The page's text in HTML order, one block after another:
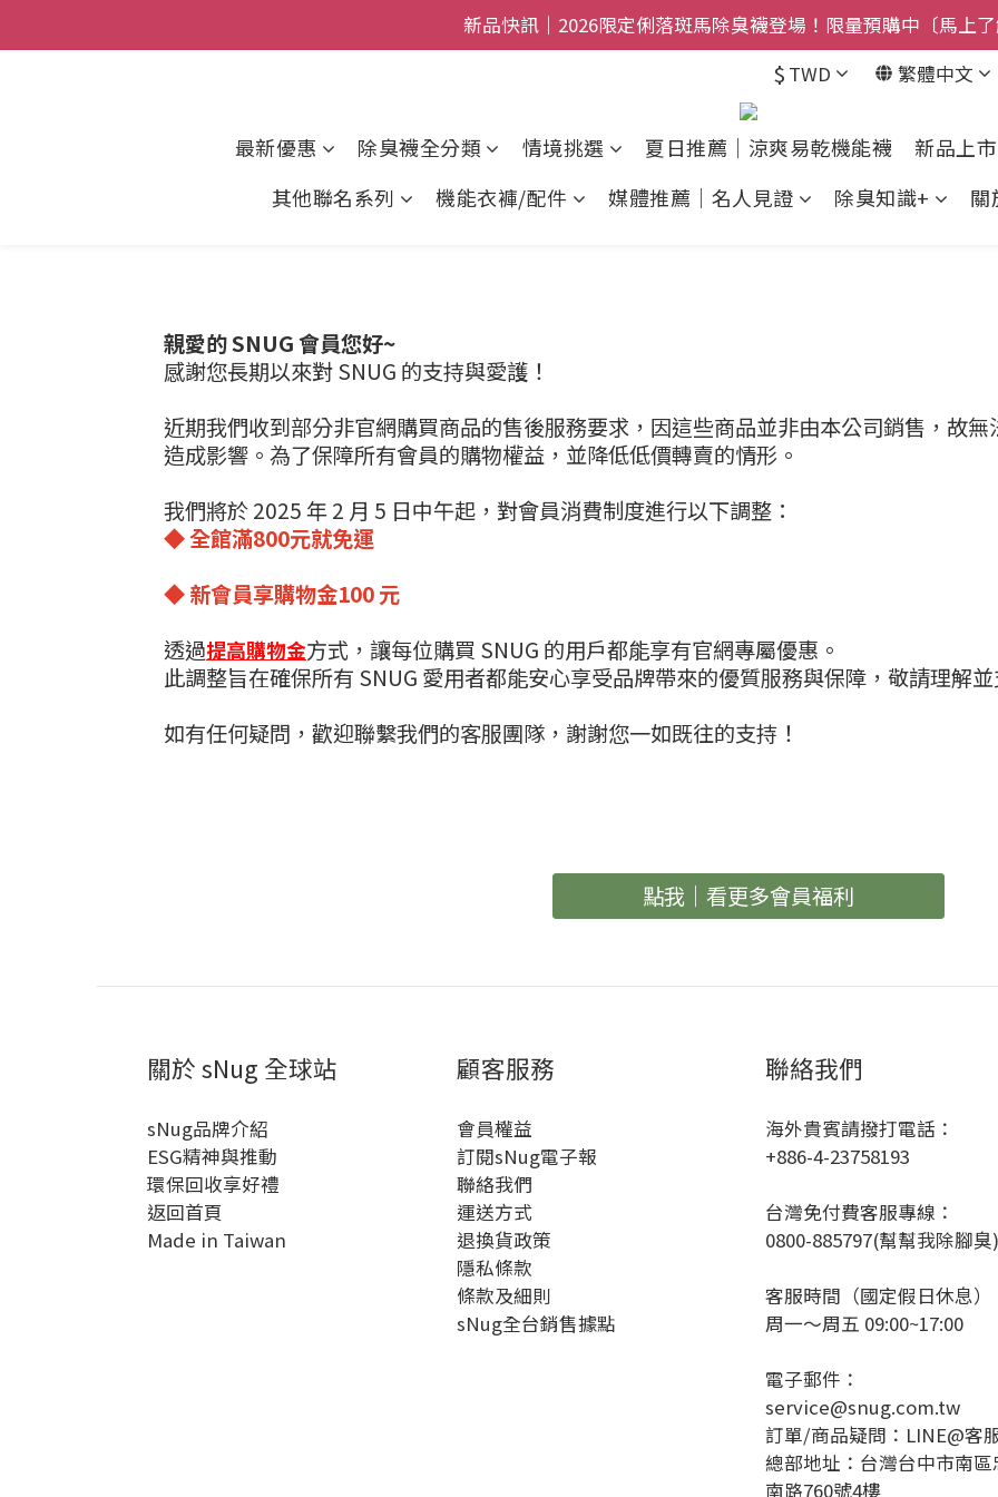
全館$800免運｜任搭８折起｜滿額再送新品-悠哉斑馬襪〔立即
新品快訊｜2026限定俐落斑馬除臭襪登場！限量預購中〔馬上
父親節禮盒登場｜把舒適送進爸爸的每一天，日夜呵護一次備好〔
全館$800免運｜任搭８折起｜滿額再送新品-悠哉斑馬襪〔立即
$ TWD 繁體中文
最新優惠 除臭襪全分類 情境挑選 夏日推薦｜涼爽易乾機能襪
新品上
其他聯名系列
機能衣褲/配件 媒體推薦｜名人見證 除臭知識+ 關
親愛的 SNUG 會員您好~
感謝您長期以來對 SNUG 的支持與愛護！
近期我們收到部分非官網購買商品的售後服務要求，因這些商品並非由本公司銷售，故
造成影響。為了保障所有會員的購物權益，並降低低價轉賣的情形。
我們將於 2025 年 2 月 5 日中午起，對會員消費制度進行以下調整：
◆ 全館滿800元就免運
◆ 新會員享購物金100 元
透過提高購物金方式，讓每位購買 SNUG 的用戶都能享有官網專屬優惠。
此調整旨在確保所有 SNUG 愛用者都能安心享受品牌帶來的優質服務與保障，敬請理解
如有任何疑問，歡迎聯繫我們的客服團隊，謝謝您一如既往的支持！
點我｜看更多會員福利
關於 sNug 全球站
sNug品牌介紹
ESG精神與推動
環保回收享好禮
返回首頁
Made in Taiwan
顧客服務
會員權益
訂閱sNug電子報
聯絡我們
運送方式
退換貨政策
隱私條款
條款及細則
sNug全台銷售據點
聯絡我們
海外貴賓請撥打電話：
+886-4-23758193
台灣免付費客服專線：
0800-885797(幫幫我除腳臭)
客服時間（國定假日休息）
周一～周五 09:00~17:00
電子郵件：
service@snug.com.tw
訂單/商品疑問： LINE@客
總部地址：台灣台中市南區
南路760號4樓